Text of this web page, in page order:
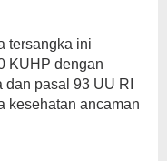
tersangka ini
KUHP dengan
pasal 93 UU RI
kesehatan ancaman